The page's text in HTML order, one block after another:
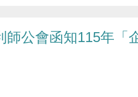
師公會函知115年「